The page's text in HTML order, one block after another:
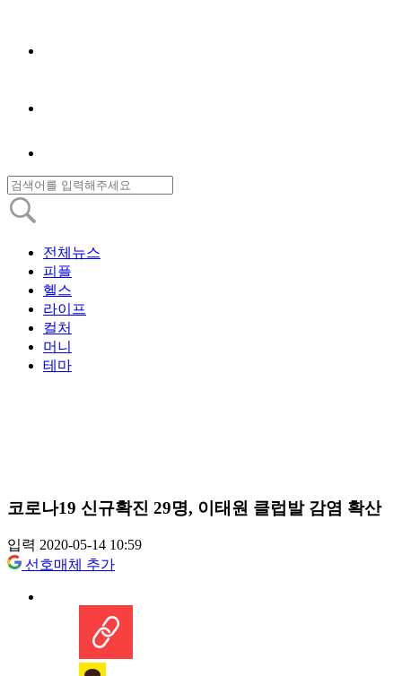
전체뉴스
피플
헬스
라이프
컬처
머니
테마
코로나19 신규확진 29명, 이태원 클럽발 감염 확산
입력 2020-05-14 10:59
선호매체 추가